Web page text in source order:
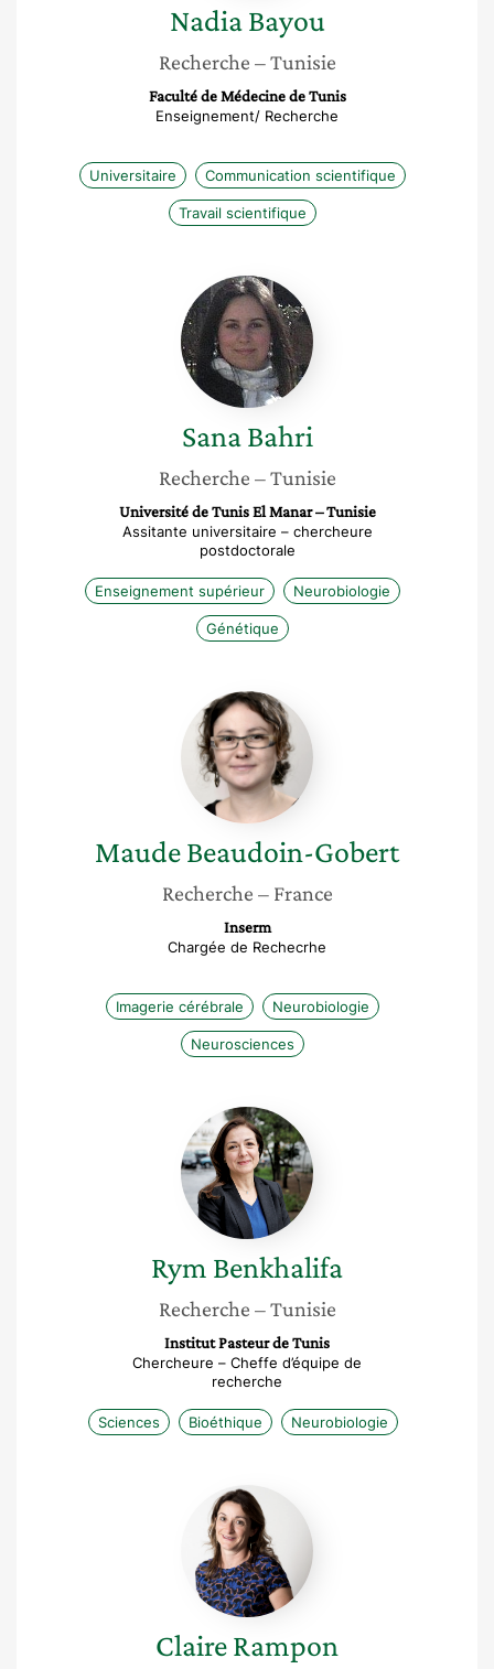
Nadia Bayou
Recherche – Tunisie
Faculté de Médecine de Tunis
Enseignement/ Recherche
Universitaire Communication scientifique
Travail scientifique
Sana
Bahri
Sana Bahri
Recherche – Tunisie
Université de Tunis El Manar – Tunisie
Assitante universitaire – chercheure
postdoctorale
Enseignement supérieur Neurobiologie
Génétique
Maude
Beaudoin-
Gobert
MaudeBeaudoin-Gobert
Recherche – France
Inserm
Chargée de Rechecrhe
Imagerie cérébrale Neurobiologie
Neurosciences
Rym
Benkhalifa
Rym Benkhalifa
Recherche – Tunisie
Institut Pasteur de Tunis
Chercheure – Cheffe d’équipe de
recherche
Sciences Bioéthique Neurobiologie
Claire
Rampon
ClaireRampon